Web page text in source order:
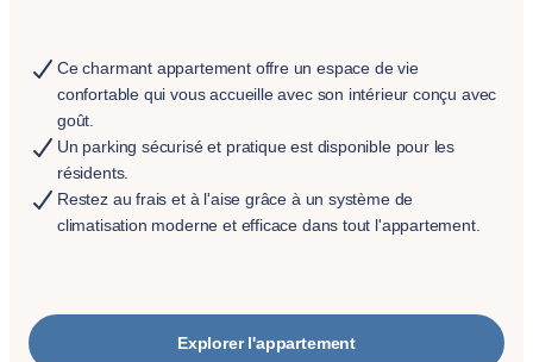
Ce charmant appartement offre un espace de vie
confortable qui vous accueille avec son intérieur conçu avec
goût.
Un parking sécurisé et pratique est disponible pour les
résidents.
Restez au frais et à l'aise grâce à un système de
climatisation moderne et efficace dans tout l'appartement.
Explorer l'appartement